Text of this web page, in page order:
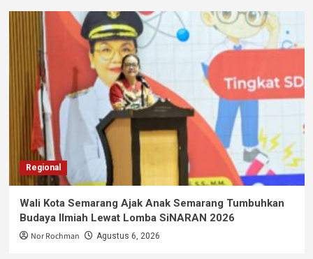
Regional
Wali Kota Semarang Ajak Anak Semarang Tumbuhkan
Budaya Ilmiah Lewat Lomba SiNARAN 2026
Nor Rochman Agustus 6, 2026